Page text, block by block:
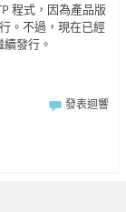
程式，因為產品版
。不過，現在已經
續發行。
發表迴響